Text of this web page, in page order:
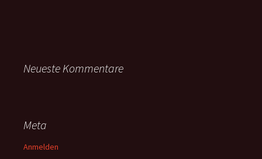
Neueste Kommentare
Meta
Anmelden